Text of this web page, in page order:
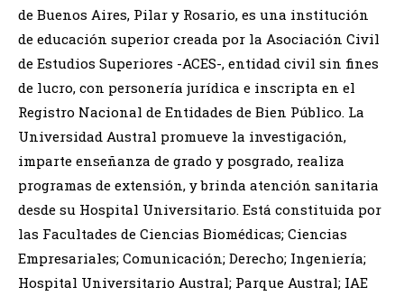
de Buenos Aires, Pilar y Rosario, es una institución
de educación superior creada por la Asociación Civil
de Estudios Superiores -ACES-, entidad civil sin fines
de lucro, con personería jurídica e inscripta en el
Registro Nacional de Entidades de Bien Público. La
Universidad Austral promueve la investigación,
imparte enseñanza de grado y posgrado, realiza
programas de extensión, y brinda atención sanitaria
desde su Hospital Universitario. Está constituida por
las Facultades de Ciencias Biomédicas; Ciencias
Empresariales; Comunicación; Derecho; Ingeniería;
Hospital Universitario Austral; Parque Austral; IAE